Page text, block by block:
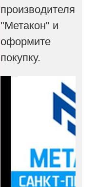
производителя
"Метакон" и
оформите
покупку.